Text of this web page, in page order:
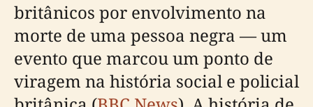
britânicos por envolvimento na
morte de uma pessoa negra — um
evento que marcou um ponto de
viragem na história social e policial